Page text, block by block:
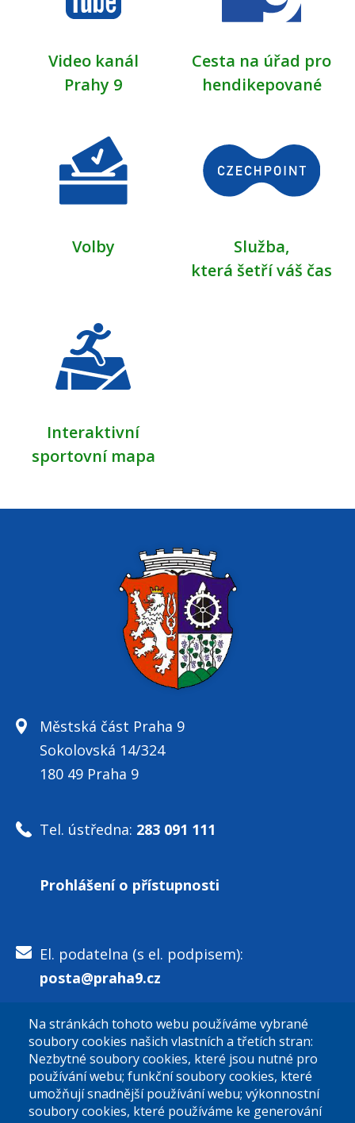
Video kanál
Prahy 9
Cesta na úřad pro
hendikepované
Volby
Služba,
která šetří váš čas
Interaktivní
sportovní mapa
Městská část Praha 9
Sokolovská 14/324
180 49 Praha 9
Tel. ústředna: 283 091 111
Prohlášení o přístupnosti
El. podatelna (s el. podpisem):
posta@praha9.cz
El. podatelna (bez el. podpisu):
podatelna@praha9.cz
Na stránkách tohoto webu používáme vybrané
soubory cookies našich vlastních a třetích stran:
Nezbytné soubory cookies, které jsou nutné pro
používání webu; funkční soubory cookies, které
umožňují snadnější používání webu; výkonnostní
soubory cookies, které používáme ke generování